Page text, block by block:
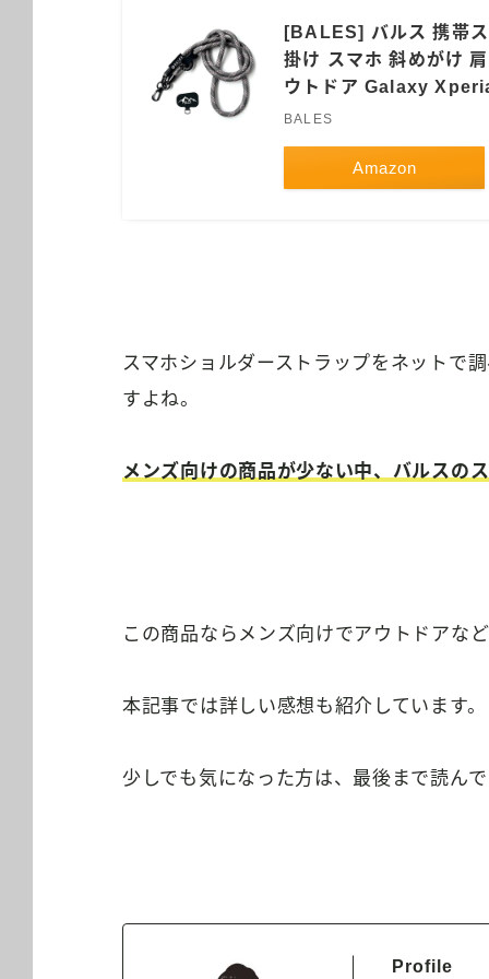
[BALES] バルス 携帯
掛け スマホ 斜めがけ
ウトドア Galaxy
BALES
Amazon
スマホショルダーストラップをネットで
すよね。
メンズ向けの商品が少ない中、バルスの
この商品ならメンズ向けでアウトドアな
本記事では詳しい感想も紹介しています。
少しでも気になった方は、最後まで読ん
Profile